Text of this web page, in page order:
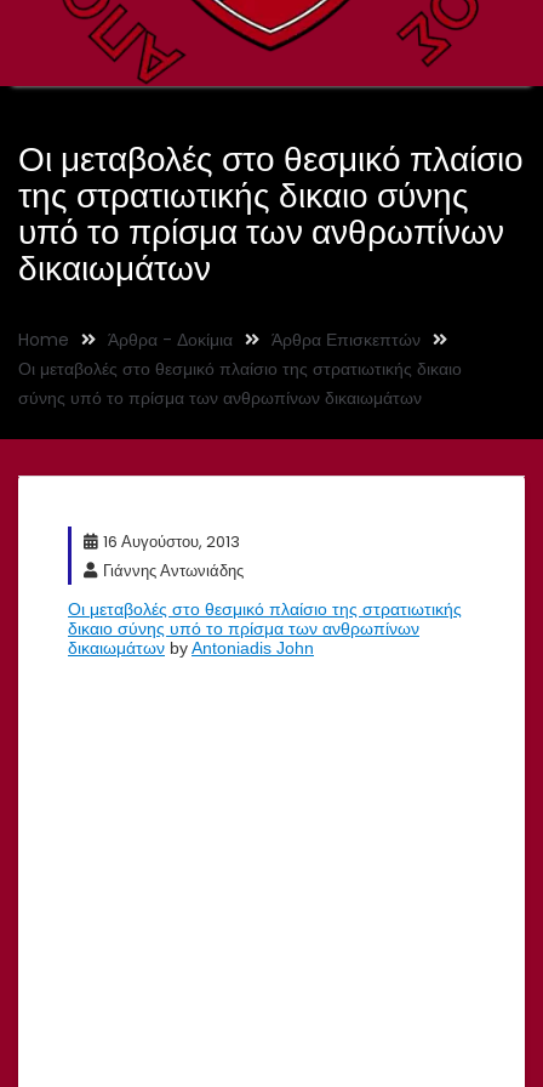
Οι μεταβολές στο θεσμικό πλαίσιο
της στρατιωτικής δικαιο σύνης
υπό το πρίσμα των ανθρωπίνων
δικαιωμάτων
Home Άρθρα - Δοκίμια
Άρθρα Επισκεπτών
Οι μεταβολές στο θεσμικό πλαίσιο της στρατιωτικής δικαιο
σύνης υπό το πρίσμα των ανθρωπίνων δικαιωμάτων
16 Αυγούστου, 2013
Γιάννης Αντωνιάδης
Οι μεταβολές στο θεσμικό πλαίσιο της στρατιωτικής
δικαιο σύνης υπό το πρίσμα των ανθρωπίνων
δικαιωμάτων byAntoniadis John